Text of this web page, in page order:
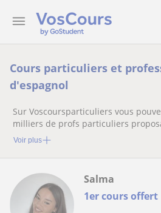
Cours particuliers et
d'espagnol
Sur Voscoursparticuliers vous
milliers de profs particuliers
particuliers
Voir plus
1er cours offert
Salma